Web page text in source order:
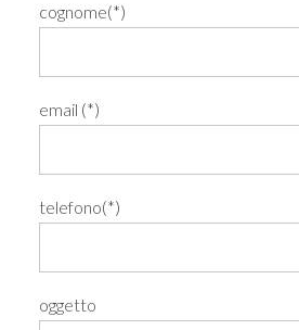
cognome(*)
email (*)
telefono(*)
oggetto